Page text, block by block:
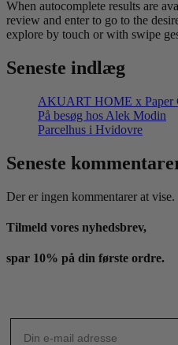
When autocomplete results are
review and enter to go to the
explore by touch or with swipe
Seneste indlæg
AKUART HOME x Paper
På besøg hos Alek Modin
Parcelhus i Hvidovre
Seneste
Der er ingen kommentarer at vise.
Tilmeld vores nyhedsbrev,
spar 10% på din første ordre.